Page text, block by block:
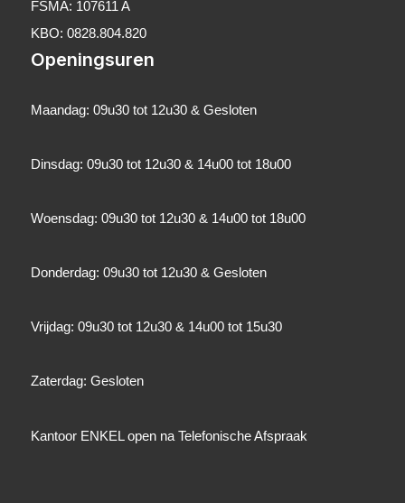
FSMA: 107611 A
KBO: 0828.804.820
Openingsuren
Maandag: 09u30 tot 12u30 & Gesloten
Dinsdag: 09u30 tot 12u30 & 14u00 tot 18u00
Woensdag: 09u30 tot 12u30 & 14u00 tot 18u00
Donderdag: 09u30 tot 12u30 & Gesloten
Vrijdag: 09u30 tot 12u30 & 14u00 tot 15u30
Zaterdag: Gesloten
Kantoor ENKEL open na Telefonische Afspraak